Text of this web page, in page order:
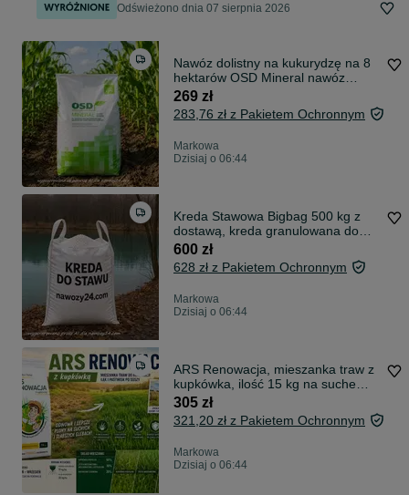
Odświeżono dnia 07 sierpnia 2026
Nawóz dolistny na kukurydzę na 8
hektarów OSD Mineral nawóz
dolistny, stymulator wzrostu roślin
25 kg, Nawóz dolistny do trawy
269 zł
283,76 zł z Pakietem Ochronnym
Markowa
Dzisiaj o 06:44
Kreda Stawowa Bigbag 500 kg z
dostawą, kreda granulowana do
stawu
600 zł
628 zł z Pakietem Ochronnym
Markowa
Dzisiaj o 06:44
ARS Renowacja, mieszanka traw z
kupkówka, ilość 15 kg na suche
gleby
305 zł
321,20 zł z Pakietem Ochronnym
Markowa
Dzisiaj o 06:44